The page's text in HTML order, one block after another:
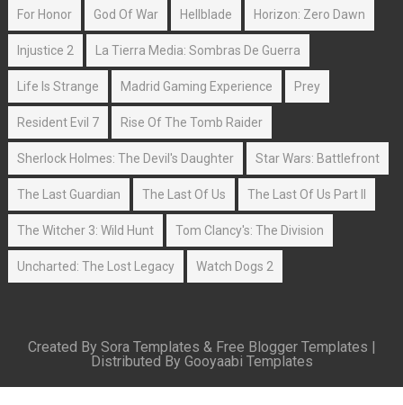
For Honor God Of War Hellblade Horizon: Zero Dawn
Injustice 2 La Tierra Media: Sombras De Guerra
Life Is Strange Madrid Gaming Experience Prey
Resident Evil 7 Rise Of The Tomb Raider
Sherlock Holmes: The Devil's Daughter Star Wars: Battlefront
The Last Guardian The Last Of Us The Last Of Us Part II
The Witcher 3: Wild Hunt Tom Clancy's: The Division
Uncharted: The Lost Legacy Watch Dogs 2
Created By Sora Templates & Free Blogger Templates |
Distributed By Gooyaabi Templates